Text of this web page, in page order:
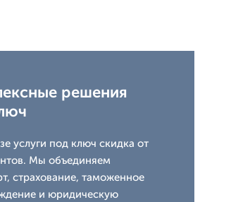
решения
услуги под ключ скидка от
Мы объединяем
страхование, таможенное
и юридическую